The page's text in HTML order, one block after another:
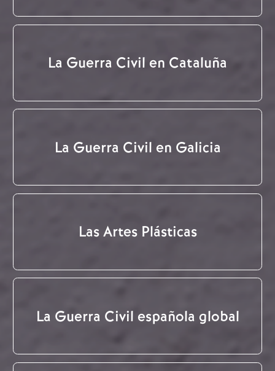
La Guerra Civil en Cataluña
La Guerra Civil en Galicia
Las Artes Plásticas
La Guerra Civil española global